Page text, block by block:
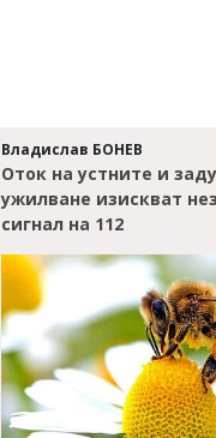
Владислав БОНЕВ
Оток на устните и
ужилване изискват
сигнал на 112